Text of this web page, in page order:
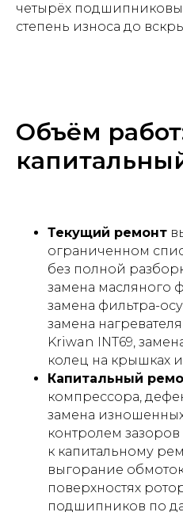
четырёх
степень износа до
Объём
Текущий ремонт
ограниченном
без полной
замена масляного
замена фильтра-
замена
Kriwan INT69,
колец на крышках и
Капитальный
компрессора,
замена
контролем
к капитальному
выгорание
поверхностях
подшипников по